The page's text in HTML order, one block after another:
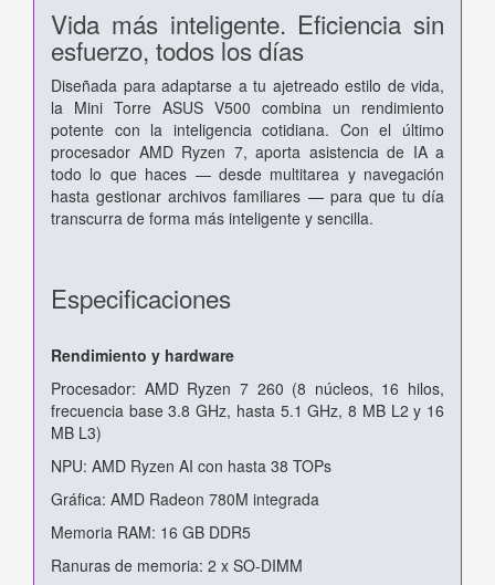
Vida más inteligente. Eficiencia sin
esfuerzo, todos los días
Diseñada para adaptarse a tu ajetreado estilo de vida,
la Mini Torre ASUS V500 combina un rendimiento
potente con la inteligencia cotidiana. Con el último
procesador AMD Ryzen 7, aporta asistencia de IA a
todo lo que haces — desde multitarea y navegación
hasta gestionar archivos familiares — para que tu día
transcurra de forma más inteligente y sencilla.
Especificaciones
Rendimiento y hardware
Procesador: AMD Ryzen 7 260 (8 núcleos, 16 hilos,
frecuencia base 3.8 GHz, hasta 5.1 GHz, 8 MB L2 y 16
MB L3)
NPU: AMD Ryzen AI con hasta 38 TOPs
Gráfica: AMD Radeon 780M integrada
Memoria RAM: 16 GB DDR5
Ranuras de memoria: 2 x SO-DIMM